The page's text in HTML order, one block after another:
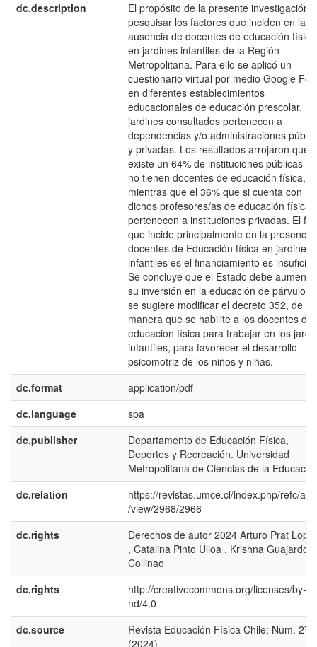
dc.description
El propósito de la presente investigación
pesquisar los factores que inciden en la
ausencia de docentes de educación física
en jardines infantiles de la Región
Metropolitana. Para ello se aplicó un
cuestionario virtual por medio Google
en diferentes establecimientos
educacionales de educación prescolar.
jardines consultados pertenecen a
dependencias y/o administraciones
y privadas. Los resultados arrojaron que
existe un 64% de instituciones públicas
no tienen docentes de educación física,
mientras que el 36% que si cuenta con
dichos profesores/as de educación física
pertenecen a instituciones privadas. El
que incide principalmente en la presencia
docentes de Educación física en jardines
infantiles es el financiamiento es
Se concluye que el Estado debe
su inversión en la educación de párvulos
se sugiere modificar el decreto 352, de tal
manera que se habilite a los docentes de
educación física para trabajar en los
infantiles, para favorecer el desarrollo
psicomotriz de los niños y niñas.
dc.format
application/pdf
dc.language
spa
dc.publisher
Departamento de Educación Física,
Deportes y Recreación. Universidad
Metropolitana de Ciencias de la
dc.relation
https://revistas.umce.cl/index.php/refc/
/view/2968/2966
dc.rights
Derechos de autor 2024 Arturo Prat
, Catalina Pinto Ulloa , Krishna Guajardo
Collinao
dc.rights
http://creativecommons.org/licenses/by-
nd/4.0
dc.source
Revista Educación Física Chile; Núm. 279
(2024)